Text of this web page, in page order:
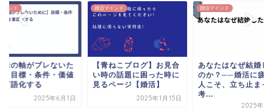
インド
活の軸がブレないた
】目標・条件・価値
言語化する
2025年6月1日
婚活マインド
【青ねこブログ】お見合
い時の話題に困った時に
見るページ【婚活】
2025年1月15日
婚活マインド
あなたはなぜ結婚し
のか？──婚活に疲
人こそ、立ち止まっ
考...
2025年5